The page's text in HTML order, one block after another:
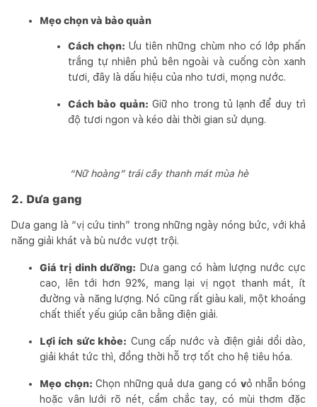
Mẹo chọn và bảo quản
Cách chọn: Ưu tiên những chùm nho có lớp phấn
trắng tự nhiên phủ bên ngoài và cuống còn xanh
tươi, đây là dấu hiệu của nho tươi, mọng nước.
Cách bảo quản: Giữ nho trong tủ lạnh để duy trì
độ tươi ngon và kéo dài thời gian sử dụng.
“Nữ hoàng” trái cây thanh mát mùa hè
2. Dưa gang
Dưa gang là “vị cứu tinh” trong những ngày nóng bức, với khả
năng giải khát và bù nước vượt trội.
Giá trị dinh dưỡng: Dưa gang có hàm lượng nước cực
cao, lên tới hơn 92%, mang lại vị ngọt thanh mát, ít
đường và năng lượng. Nó cũng rất giàu kali, một khoáng
chất thiết yếu giúp cân bằng điện giải.
Lợi ích sức khỏe: Cung cấp nước và điện giải dồi dào,
giải khát tức thì, đồng thời hỗ trợ tốt cho hệ tiêu hóa.
Mẹo chọn: Chọn những quả dưa gang có vỏ nhẵn bóng
hoặc vân lưới rõ nét, cầm chắc tay, có mùi thơm đặc